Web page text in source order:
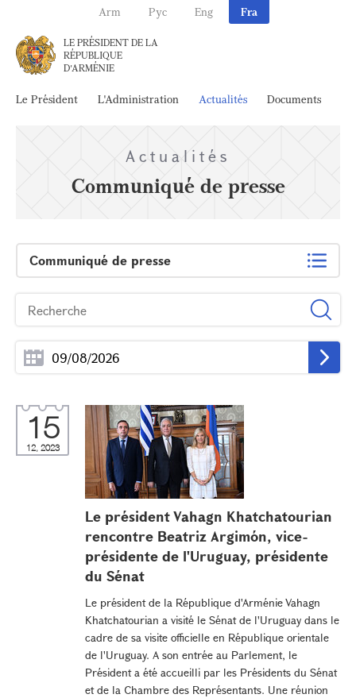
Arm Рус Eng Fra
LE PRÉSIDENT DE LA
RÉPUBLIQUE
D'ARMÉNIE
Le Président L'Administration Actualités Documents
Actualités
Communiqué de presse
Communiqué de presse
15
12, 2023
Le président Vahagn Khatchatourian
rencontre Beatriz Argimón, vice-
présidente de l'Uruguay, présidente
du Sénat
Le président de la République d'Arménie Vahagn
Khatchatourian a visité le Sénat de l'Uruguay dans le
cadre de sa visite officielle en République orientale
de l'Uruguay. A son entrée au Parlement, le
Président a été accueilli par les Présidents du Sénat
et de la Chambre des Représentants. Une réunion